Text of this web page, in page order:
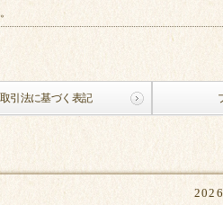
引法に基づく表記